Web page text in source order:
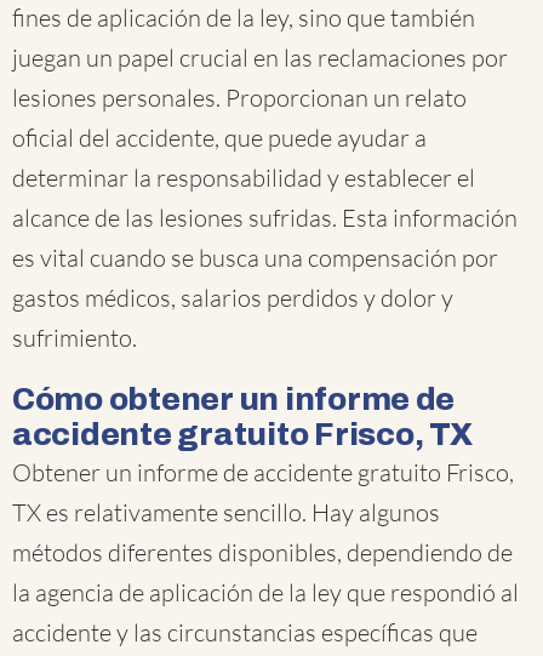
fines de aplicación de la ley, sino que también
juegan un papel crucial en las reclamaciones por
lesiones personales. Proporcionan un relato
oficial del accidente, que puede ayudar a
determinar la responsabilidad y establecer el
alcance de las lesiones sufridas. Esta información
es vital cuando se busca una compensación por
gastos médicos, salarios perdidos y dolor y
sufrimiento.
Cómo obtener un informe de
accidente gratuito Frisco, TX
Obtener un informe de accidente gratuito Frisco,
TX es relativamente sencillo. Hay algunos
métodos diferentes disponibles, dependiendo de
la agencia de aplicación de la ley que respondió al
accidente y las circunstancias específicas que